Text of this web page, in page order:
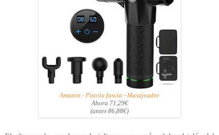
Amazon - Pistola fascia - Masajeador
Ahora 71,29€
(antes 86,88€)